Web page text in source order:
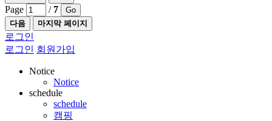
Page / 7
Go
다음
마지막 페이지
로그인
로그인 회원가입
Notice
Notice
schedule
schedule
캠핑